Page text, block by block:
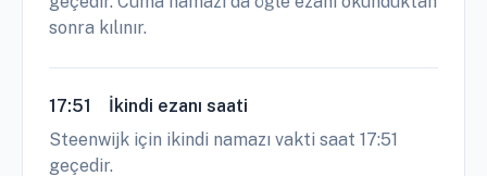
sonra kılınır.
17:51
İkindi ezanı saati
Steenwijk için ikindi namazı vakti saat 17:51
geçedir.